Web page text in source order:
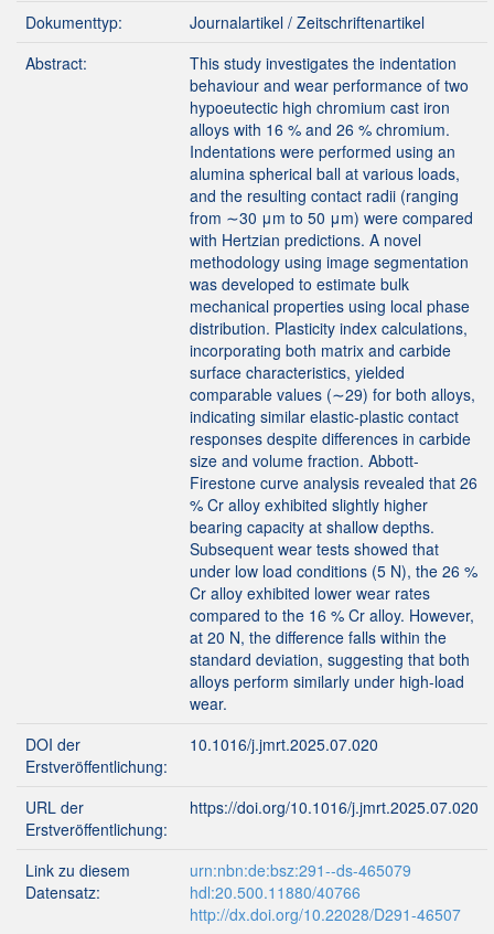
Dokumenttyp:
Journalartikel / Zeitschriftenartikel
Abstract:
This study investigates the indentation
behaviour and wear performance of two
hypoeutectic high chromium cast iron
alloys with 16 % and 26 % chromium.
Indentations were performed using an
alumina spherical ball at various loads,
and the resulting contact radii (ranging
from ∼30 μm to 50 μm) were compared
with Hertzian predictions. A novel
methodology using image segmentation
was developed to estimate bulk
mechanical properties using local phase
distribution. Plasticity index calculations,
incorporating both matrix and carbide
surface characteristics, yielded
comparable values (∼29) for both alloys,
indicating similar elastic-plastic contact
responses despite differences in carbide
size and volume fraction. Abbott-
Firestone curve analysis revealed that 26
% Cr alloy exhibited slightly higher
bearing capacity at shallow depths.
Subsequent wear tests showed that
under low load conditions (5 N), the 26 %
Cr alloy exhibited lower wear rates
compared to the 16 % Cr alloy. However,
at 20 N, the difference falls within the
standard deviation, suggesting that both
alloys perform similarly under high-load
wear.
DOI der
Erstveröffentlichung:
10.1016/j.jmrt.2025.07.020
URL der
Erstveröffentlichung:
https://doi.org/10.1016/j.jmrt.2025.07.020
Link zu diesem
Datensatz:
urn:nbn:de:bsz:291--ds-465079
hdl:20.500.11880/40766
http://dx.doi.org/10.22028/D291-46507